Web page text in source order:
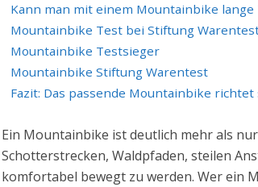
Kann man mit einem Mountainbike
Mountainbike Test bei Stiftung
Mountainbike Testsieger
Mountainbike Stiftung Warentest
Fazit: Das passende Mountainbike
Ein Mountainbike ist deutlich mehr als
Schotterstrecken, Waldpfaden, steilen
komfortabel bewegt zu werden. Wer ein